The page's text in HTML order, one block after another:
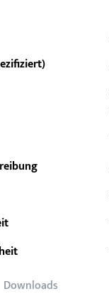
Downloads